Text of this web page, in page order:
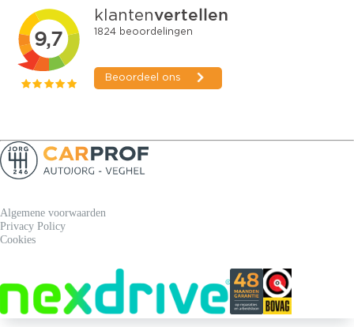
Algemene voorwaarden
Privacy Policy
Cookies